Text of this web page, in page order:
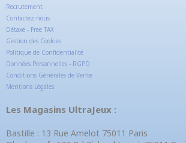
Recrutement
Contactez-nous
Détaxe - Free TAX
Gestion des Cookies
Politique de Confidentialité
Données Personnelles - RGPD
Conditions Générales de Vente
Mentions Légales
Les Magasins UltraJeux :
Bastille : 13 Rue Amelot 75011 Paris